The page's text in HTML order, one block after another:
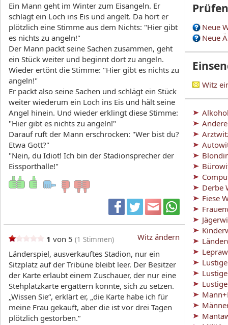
Prüfen
Neue
Neue
Witz
Derbe
Fiese
Ein Mann geht im Winter zum Eisangeln. Er
schlägt ein Loch ins Eis und angelt. Da hört er
plötzlich eine Stimme aus dem Nichts: "Hier gibt
es nichts zu angeln!"
Der Mann packt seine Sachen zusammen, geht
ein Stück weiter und beginnt dort zu angeln.
Wieder ertönt die Stimme: "Hier gibt es nichts zu
angeln!"
Er packt also seine Sachen und schlägt ein Stück
weiter wiederum ein Loch ins Eis und hält seine
Angel hinein. Und wieder erklingt diese Stimme:
"Hier gibt es nichts zu angeln!"
Darauf ruft der Mann erschrocken: "Wer bist du?
Etwa Gott?"
"Nein, du Idiot! Ich bin der Stadionsprecher der
Eissporthalle!"
Witz ändern
1 von 5 (1 Stimmen)
Länderspiel, ausverkauftes Stadion, nur ein
Sitzplatz auf der Tribüne bleibt leer. Der Besitzer
der Karte erlaubt einem Zuschauer, der nur eine
Stehplatzkarte ergattern konnte, sich zu setzen.
„Wissen Sie“, erklärt er, „die Karte habe ich für
meine Frau gekauft, aber die ist vor drei Tagen
plötzlich gestorben.“